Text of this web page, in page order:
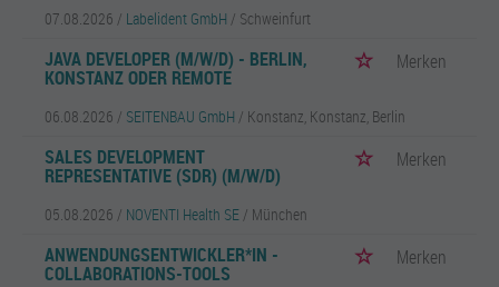
07.08.2026 / Labelident GmbH / Schweinfurt
JAVA DEVELOPER (M/W/D) - BERLIN,
KONSTANZ ODER REMOTE
Merken
06.08.2026 / SEITENBAU GmbH / Konstanz, Konstanz, Berlin
SALES DEVELOPMENT
REPRESENTATIVE (SDR) (M/W/D)
Merken
05.08.2026 / NOVENTI Health SE / München
ANWENDUNGSENTWICKLER*IN -
COLLABORATIONS-TOOLS
Merken